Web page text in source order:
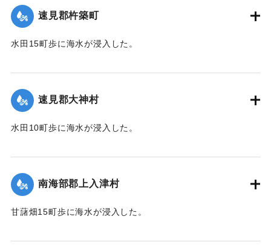
速見郡杵築町
水田15町歩に海水が浸入した。
｜固有コード:00501004
速見郡大神村
水田10町歩に海水が浸入した。
｜固有コード:00501005
南海部郡上入津村
甘藷畑15町歩に海水が浸入した。
｜固有コード:00501006